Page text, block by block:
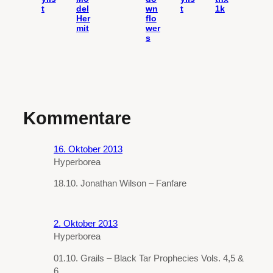
t
del
Her
mit
wn
flo
wer
s
t
1k
Kommentare
16. Oktober 2013
Hyperborea
18.10. Jonathan Wilson – Fanfare
2. Oktober 2013
Hyperborea
01.10. Grails – Black Tar Prophecies Vols. 4,5 &
6